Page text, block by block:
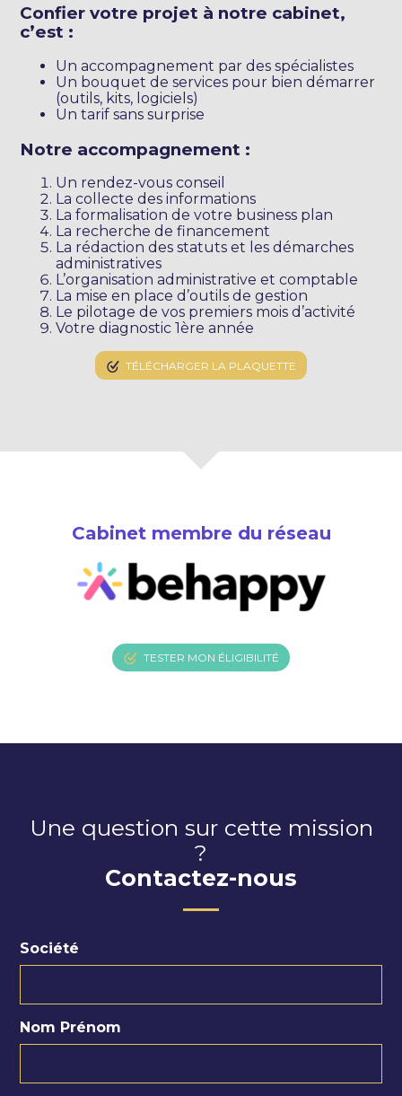
Confier votre projet à notre cabinet,
c’est :
Un accompagnement par des spécialistes
Un bouquet de services pour bien démarrer
(outils, kits, logiciels)
Un tarif sans surprise
Notre accompagnement :
Un rendez-vous conseil
La collecte des informations
La formalisation de votre business plan
La recherche de financement
La rédaction des statuts et les démarches
administratives
L’organisation administrative et comptable
La mise en place d’outils de gestion
Le pilotage de vos premiers mois d’activité
Votre diagnostic 1ère année
TÉLÉCHARGER LA PLAQUETTE
Cabinet membre du réseau
TESTER MON ÉLIGIBILITÉ
Une question sur cette mission
?
Contactez-nous
Société
Nom Prénom